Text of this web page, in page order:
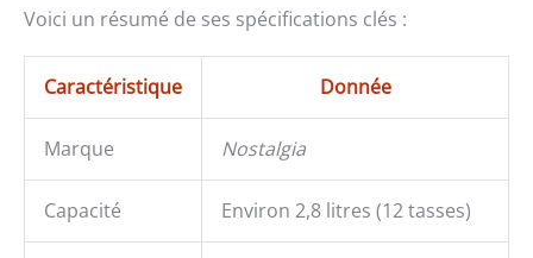
Voici un résumé de ses spécifications clés :
Caractéristique Donnée
Marque Nostalgia
Capacité Environ 2,8 litres (12 tasses)